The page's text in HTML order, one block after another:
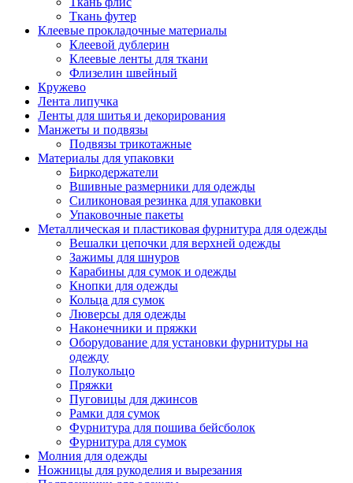
Ткань футер
Клеевые прокладочные материалы
Клеевой дублерин
Клеевые ленты для ткани
Флизелин швейный
Кружево
Лента липучка
Ленты для шитья и декорирования
Манжеты и подвязы
Подвязы трикотажные
Материалы для упаковки
Биркодержатели
Вшивные размерники для одежды
Силиконовая резинка для упаковки
Упаковочные пакеты
Металлическая и пластиковая фурнитура для одежды
Вешалки цепочки для верхней одежды
Зажимы для шнуров
Карабины для сумок и одежды
Кнопки для одежды
Кольца для сумок
Люверсы для одежды
Наконечники и пряжки
Оборудование для установки фурнитуры на
одежду
Полукольцо
Пряжки
Пуговицы для джинсов
Рамки для сумок
Фурнитура для пошива бейсболок
Фурнитура для сумок
Молния для одежды
Ножницы для рукоделия и вырезания